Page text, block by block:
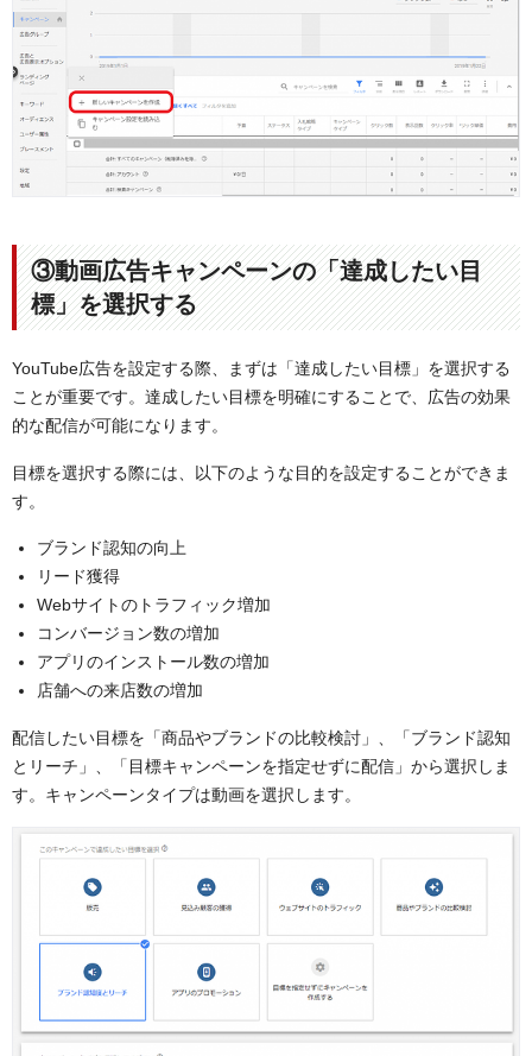
③動画広告キャンペーンの「達成したい目
標」を選択する
YouTube広告を設定する際、まずは「達成したい目標」を選択する
ことが重要です。達成したい目標を明確にすることで、広告の効果
的な配信が可能になります。
目標を選択する際には、以下のような目的を設定することができま
す。
ブランド認知の向上
リード獲得
Webサイトのトラフィック増加
コンバージョン数の増加
アプリのインストール数の増加
店舗への来店数の増加
配信したい目標を「商品やブランドの比較検討」、「ブランド認知
とリーチ」、「目標キャンペーンを指定せずに配信」から選択しま
す。キャンペーンタイプは動画を選択します。